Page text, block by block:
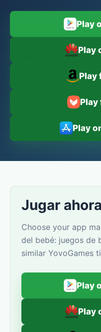
Play
Play
Play
Play
Play
Jugar ahora
Choose your app
del bebé: juegos de
similar YovoGames
Play
Play